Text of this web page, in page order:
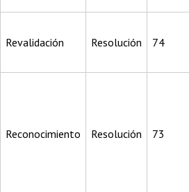
Revalidación Resolución 74
Reconocimiento Resolución 73